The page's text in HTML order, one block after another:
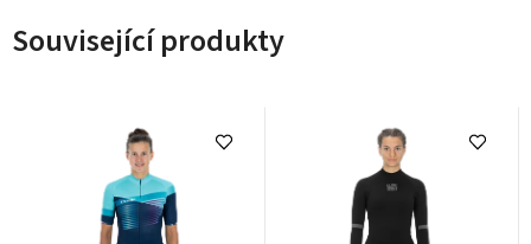
Související produkty